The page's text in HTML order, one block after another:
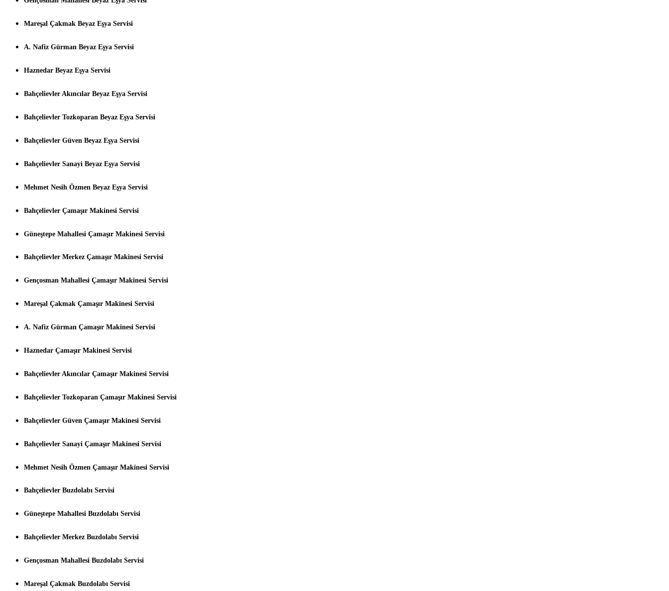
Mareşal Çakmak Beyaz Eşya Servisi
A. Nafiz Gürman Beyaz Eşya Servisi
Haznedar Beyaz Eşya Servisi
Bahçelievler Akıncılar Beyaz Eşya Servisi
Bahçelievler Tozkoparan Beyaz Eşya Servisi
Bahçelievler Güven Beyaz Eşya Servisi
Bahçelievler Sanayi Beyaz Eşya Servisi
Mehmet Nesih Özmen Beyaz Eşya Servisi
Bahçelievler Çamaşır Makinesi Servisi
Güneştepe Mahallesi Çamaşır Makinesi Servisi
Bahçelievler Merkez Çamaşır Makinesi Servisi
Gençosman Mahallesi Çamaşır Makinesi Servisi
Mareşal Çakmak Çamaşır Makinesi Servisi
A. Nafiz Gürman Çamaşır Makinesi Servisi
Haznedar Çamaşır Makinesi Servisi
Bahçelievler Akıncılar Çamaşır Makinesi Servisi
Bahçelievler Tozkoparan Çamaşır Makinesi Servisi
Bahçelievler Güven Çamaşır Makinesi Servisi
Bahçelievler Sanayi Çamaşır Makinesi Servisi
Mehmet Nesih Özmen Çamaşır Makinesi Servisi
Bahçelievler Buzdolabı Servisi
Güneştepe Mahallesi Buzdolabı Servisi
Bahçelievler Merkez Buzdolabı Servisi
Gençosman Mahallesi Buzdolabı Servisi
Mareşal Çakmak Buzdolabı Servisi